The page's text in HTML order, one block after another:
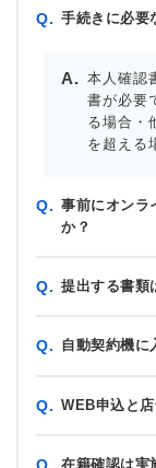
Q. 手続きに必要
本人確認
書が必要
る場合・
を超える
Q. 事前にオンラ
か？
Q. 提出する書類
Q. 自動契約機に
Q. WEB申込と
在籍確認は実